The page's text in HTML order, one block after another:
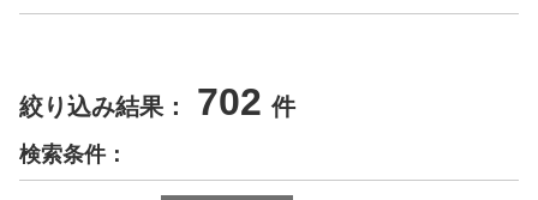
絞り込み結果： 702 件
検索条件：